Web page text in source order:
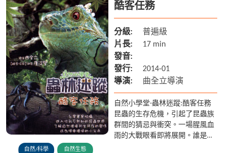
自然/科學 自然生態
酷客任務
分級:
普遍級
片長:
17 min
發音:
發行:
2014-01
導演:
曲全立導演
自然小學堂-蟲林迷蹤:酷客任務
昆蟲的生存危機，引起了昆蟲族
群間的猜忌與衝突。一場腥風血
雨的大戰眼看即將展開。誰是幕